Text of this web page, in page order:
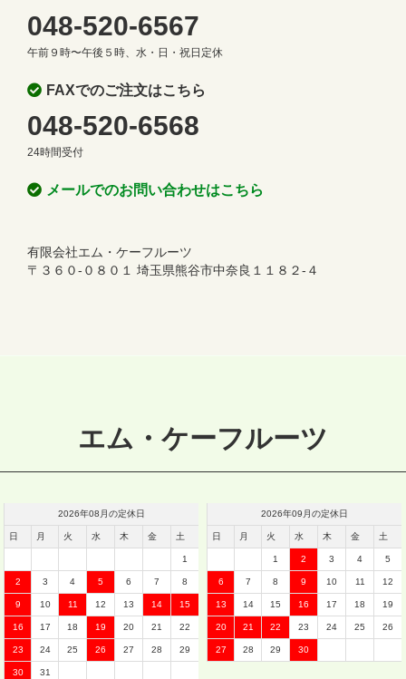
048-520-6567
午前９時〜午後５時、水・日・祝日定休
FAXでのご注文はこちら
048-520-6568
24時間受付
メールでのお問い合わせはこちら
有限会社エム・ケーフルーツ
〒３６０‐０８０１ 埼玉県熊谷市中奈良１１８２‐４
エム・ケーフルーツ
2026年08 月の定休日
日 月 火 水 木 金 土
1
2 3 4 5 6 7 8
9 10 11 12 13 14 15
16 17 18 19 20 21 22
23 24 25 26 27 28 29
30 31
2026年09 月の定休日
日 月 火 水 木 金 土
1 2 3 4 5
6 7 8 9 10 11 12
13 14 15 16 17 18 19
20 21 22 23 24 25 26
27 28 29 30